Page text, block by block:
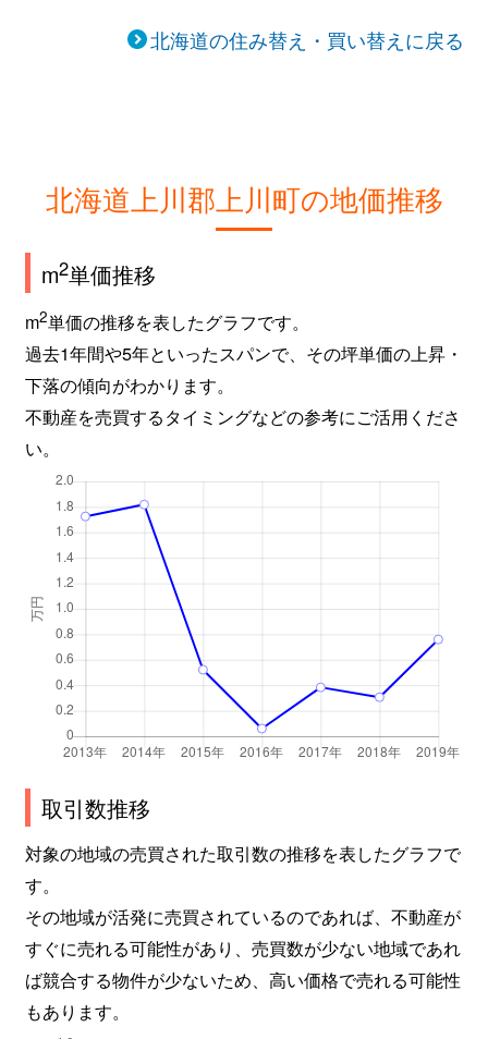
北海道の住み替え・買い替えに戻る
北海道上川郡上川町の地価推移
m2単価推移
m2単価の推移を表したグラフです。
過去1年間や5年といったスパンで、その坪単価の上昇・
下落の傾向がわかります。
不動産を売買するタイミングなどの参考にご活用くださ
い。
取引数推移
対象の地域の売買された取引数の推移を表したグラフで
す。
その地域が活発に売買されているのであれば、不動産が
すぐに売れる可能性があり、売買数が少ない地域であれ
ば競合する物件が少ないため、高い価格で売れる可能性
もあります。